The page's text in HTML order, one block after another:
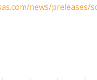
news/preleases/